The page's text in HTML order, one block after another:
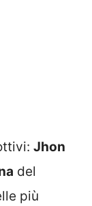
Jhon
del
più